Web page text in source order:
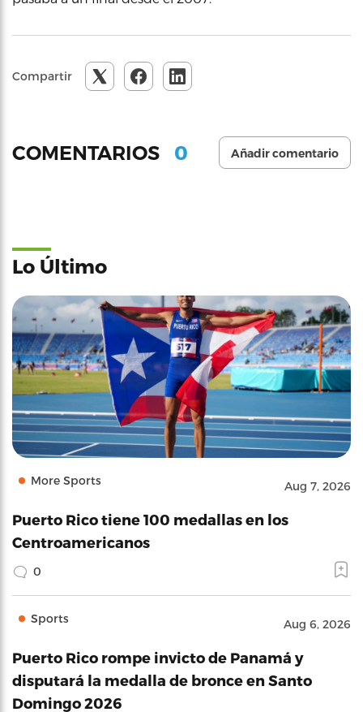
Compartir
COMENTARIOS 0 Añadir comentario
Lo Último
More Sports Aug 7, 2026
Puerto Rico tiene 100 medallas en los
Centroamericanos
0
Sports Aug 6, 2026
Puerto Rico rompe invicto de Panamá y
disputará la medalla de bronce en Santo
Domingo 2026